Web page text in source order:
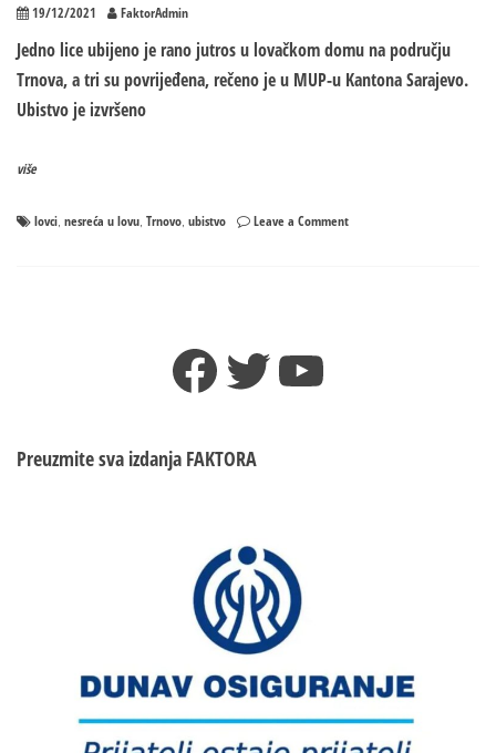
19/12/2021 FaktorAdmin
Jedno lice ubijeno je rano jutros u lovačkom domu na području
Trnova, a tri su povrijeđena, rečeno je u MUP-u Kantona Sarajevo.
Ubistvo je izvršeno
više
lovci nesreća u lovu Trnovo ubistvo Leave a Commenton
Facebook
TwitterYouTube
Preuzmite sva izdanja FAKTORA